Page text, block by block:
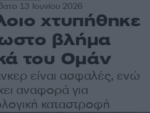
13 Ιουνίου 2026
χτυπήθηκε
βλήμα
του Ομάν
είναι ασφαλές, ενώ
αναφορά για
καταστροφή